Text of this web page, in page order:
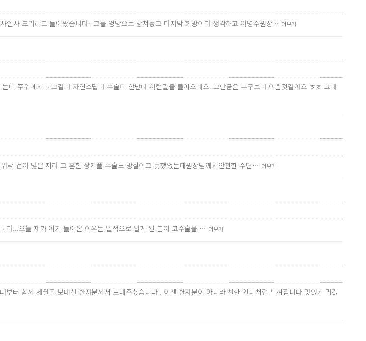
사 드리려고 들어왔습니다~ 코를 엉망으로 망쳐놓고 마지막 희망이다 생각하고 이명주원장… 더보기
데 주위에서 니코같다 자연스럽다 수술티 안난다 이런말을 들어오네요..코만큼은 누구보다 이쁜것같아요 ㅎㅎ 그래
낙 겁이 많은 저라 그 흔한 쌍커플 수술도 망설이고 못했었는데원장님께서안전한 수면… 더보기
다...오늘 제가 여기 들어온 이유는 일적으로 알게 된 분이 코수술을 … 더보기
부터 함께 세월을 보내신 환자분께서 보내주셨습니다 . 이젠 환자분이 아니라 친한 언니처럼 느껴집니다 맛있게 먹겠